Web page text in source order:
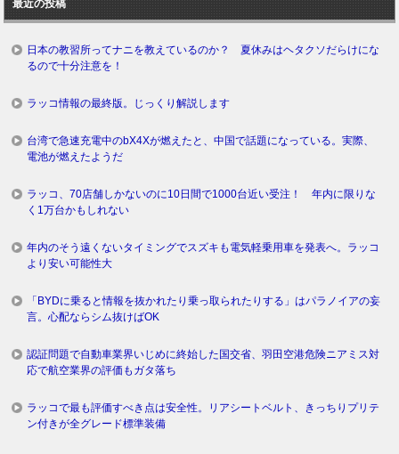
グ
最近の投稿
日本の教習所ってナニを教えているのか？ 夏休みはヘタクソだらけにな
るので十分注意を！
ラッコ情報の最終版。じっくり解説します
台湾で急速充電中のbX4Xが燃えたと、中国で話題になっている。実際、
電池が燃えたようだ
ラッコ、70店舗しかないのに10日間で1000台近い受注！ 年内に限りな
く1万台かもしれない
年内のそう遠くないタイミングでスズキも電気軽乗用車を発表へ。ラッコ
より安い可能性大
「BYDに乗ると情報を抜かれたり乗っ取られたりする」はパラノイアの妄
言。心配ならシム抜けばOK
認証問題で自動車業界いじめに終始した国交省、羽田空港危険ニアミス対
応で航空業界の評価もガタ落ち
ラッコで最も評価すべき点は安全性。リアシートベルト、きっちりプリテ
ン付きが全グレード標準装備